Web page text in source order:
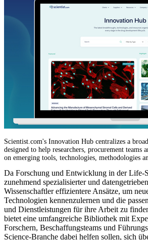
Scientist.com's Innovation Hub centralizes a
designed to help researchers, procurement teams
on emerging tools, technologies, methodologies
Da Forschung und Entwicklung in der Life-
zunehmend spezialisierter und
Wissenschaftler effizientere Ansätze, um
Technologien kennenzulernen und die
und Dienstleistungen für ihre Arbeit zu
bietet eine umfangreiche Bibliothek mit
Forschern, Beschaffungsteams und
Science-Branche dabei helfen sollen, sich